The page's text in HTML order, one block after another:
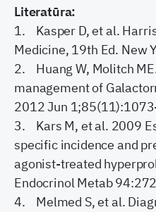
Literatūra:
1. Kasper D, et al.
Medicine, 19th Ed. New
2. Huang W, Molitch
management of
2012 Jun
3. Kars M, et al. 2009
specific incidence and
agonist-treated
Endocrinol Metab
4. Melmed S, et al.